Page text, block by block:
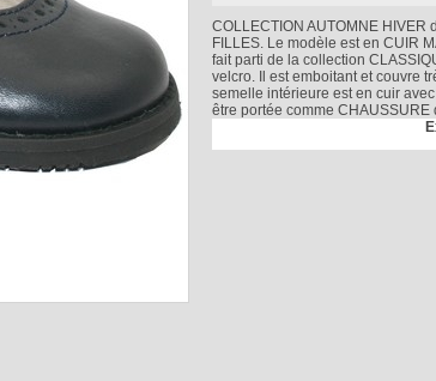
COLLECTION AUTOMNE
FILLES. Le modèle est en CUIR
fait parti de la collection
velcro. Il est emboitant et couvre
semelle intérieure est en cuir
être portée comme